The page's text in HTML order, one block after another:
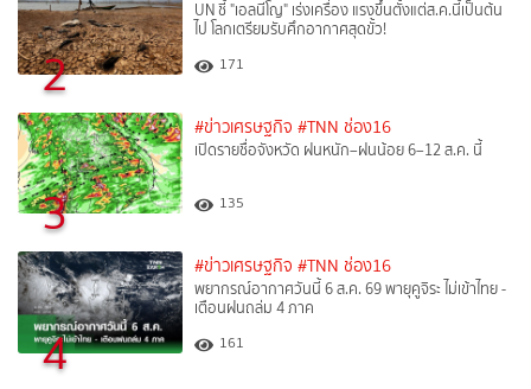
2
UN ชี้ "เอลนีโญ" เร่งเครื่อง แรงขึ้นตั้งแต่ส.ค.นี้เป็นต้น
ไป โลกเตรียมรับศึกอากาศสุดขั้ว!
171
3
#ข่าวเศรษฐกิจ #TNN ช่อง16
เปิดรายชื่อจังหวัด ฝนหนัก–ฝนน้อย 6–12 ส.ค. นี้
135
4
#ข่าวเศรษฐกิจ #TNN ช่อง16
พยากรณ์อากาศวันนี้ 6 ส.ค. 69 พายุคูจิระ ไม่เข้าไทย -
เตือนฝนถล่ม 4 ภาค
161